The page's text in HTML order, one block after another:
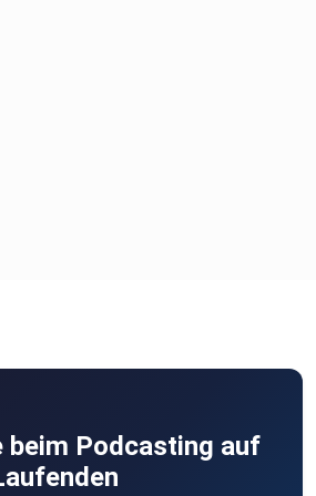
beim Podcasting auf